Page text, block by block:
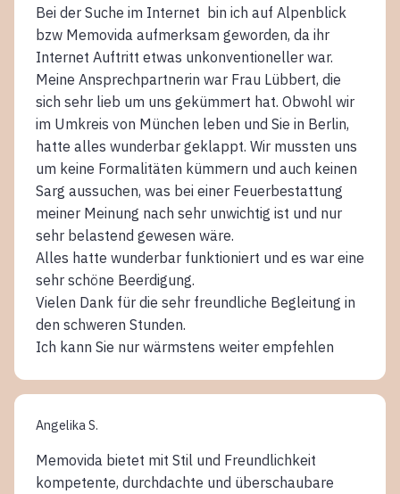
Bei der Suche im Internet bin ich auf Alpenblick
bzw Memovida aufmerksam geworden, da ihr
Internet Auftritt etwas unkonventioneller war.
Meine Ansprechpartnerin war Frau Lübbert, die
sich sehr lieb um uns gekümmert hat. Obwohl wir
im Umkreis von München leben und Sie in Berlin,
hatte alles wunderbar geklappt. Wir mussten uns
um keine Formalitäten kümmern und auch keinen
Sarg aussuchen, was bei einer Feuerbestattung
meiner Meinung nach sehr unwichtig ist und nur
sehr belastend gewesen wäre.
Alles hatte wunderbar funktioniert und es war eine
sehr schöne Beerdigung.
Vielen Dank für die sehr freundliche Begleitung in
den schweren Stunden.
Ich kann Sie nur wärmstens weiter empfehlen
Angelika S.
Memovida bietet mit Stil und Freundlichkeit
kompetente, durchdachte und überschaubare